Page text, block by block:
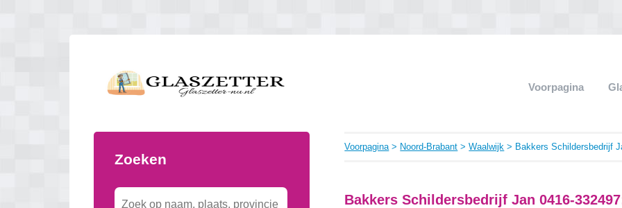
Voorpagina
Zoeken
Voorpagina> Noord-Brabant >Waalwijk > Bakkers Schildersbedrijf
Bakkers Schildersbedrijf Jan 0416-